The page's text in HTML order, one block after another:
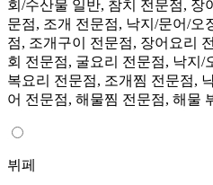
회/수산물 일반, 참치 전문점, 장
문점, 조개 전문점, 낙지/문어/오
점, 조개구이 전문점, 장어요리
회 전문점, 굴요리 전문점, 낙지/
복요리 전문점, 조개찜 전문점,
어 전문점, 해물찜 전문점, 해물
뷔페